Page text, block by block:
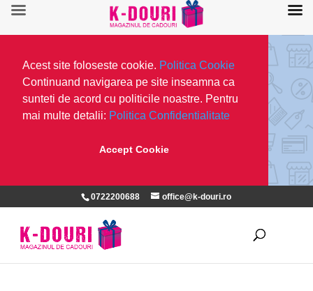
Acest site foloseste cookie. Politica Cookie
Continuand navigarea pe site inseamna ca
sunteti de acord cu politicile noastre. Pentru
mai multe detalii: Politica Confidentialitate
Accept Cookie
0722200688 office@k-douri.ro